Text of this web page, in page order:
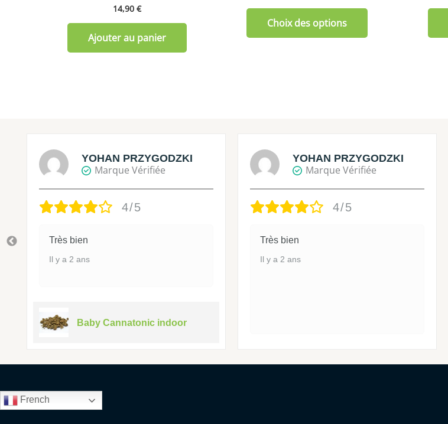
14,90 €
Ajouter au panier
Choix des options
YOHAN PRZYGODZKI
Marque Vérifiée
4/5
Très bien
Il y a 2 ans
Baby Cannatonic indoor
YOHAN PRZYGODZKI
Marque Vérifiée
4/5
Très bien
Il y a 2 ans
French